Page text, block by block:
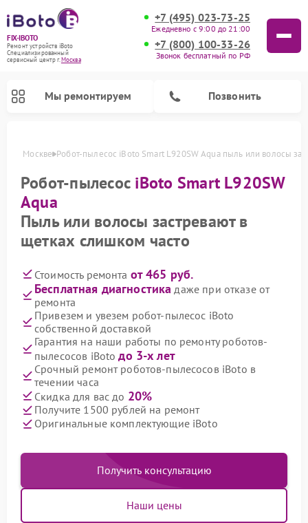
FIX-IBOTO
Ремонт устройств iBoto
Специализированный
cервисный центр г.Москва
+7 (495) 023-73-25
Ежедневно с 9:00 до 21:00
+7 (800) 100-33-26
Звонок бесплатный по РФ
Мы ремонтируем Позвонить
в Москве Робот-пылесос iBoto Smart L920SW Aqua пыль или волосы
Робот-пылесос iBoto Smart L920SW
Aqua
Пыль или волосы застревают в
щетках слишком часто
Стоимость ремонта от 465 руб.
Бесплатная диагностика даже при отказе от
ремонта
Привезем и увезем робот-пылесос iBoto
собственной доставкой
Гарантия на наши работы по ремонту роботов-
пылесосов iBotoдо 3-х лет
Срочный ремонт роботов-пылесосов iBoto в
течении часа
Скидка для вас до 20%
Получите 1500 рублей на ремонт
Оригинальные комплектующие iBoto
Получить консультацию
Наши цены